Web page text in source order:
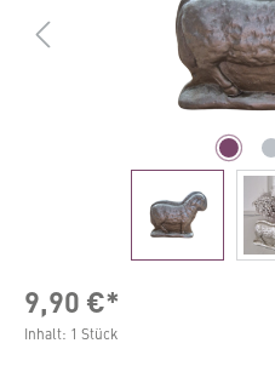
9,90 €*
Inhalt: 1 Stück